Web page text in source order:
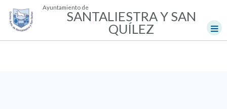
Ayuntamiento de
SANTALIESTRA Y SAN
QUÍLEZ